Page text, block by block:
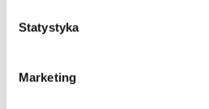
Statystyka
Marketing
DEWELOPERSKI
DO ZAMIESZKANIA